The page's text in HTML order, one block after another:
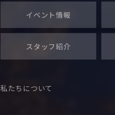
イベント情報
スタッフ紹介
私たちについて